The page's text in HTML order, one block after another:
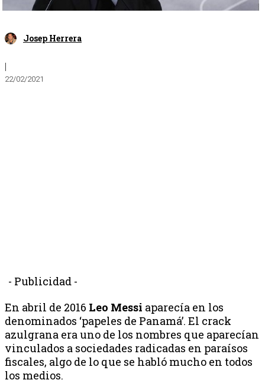
Josep Herrera
|
22/02/2021
- Publicidad -
En abril de 2016 Leo Messi aparecía en los
denominados ‘papeles de Panamá’. El crack
azulgrana era uno de los nombres que aparecían
vinculados a sociedades radicadas en paraísos
fiscales, algo de lo que se habló mucho en todos
los medios.